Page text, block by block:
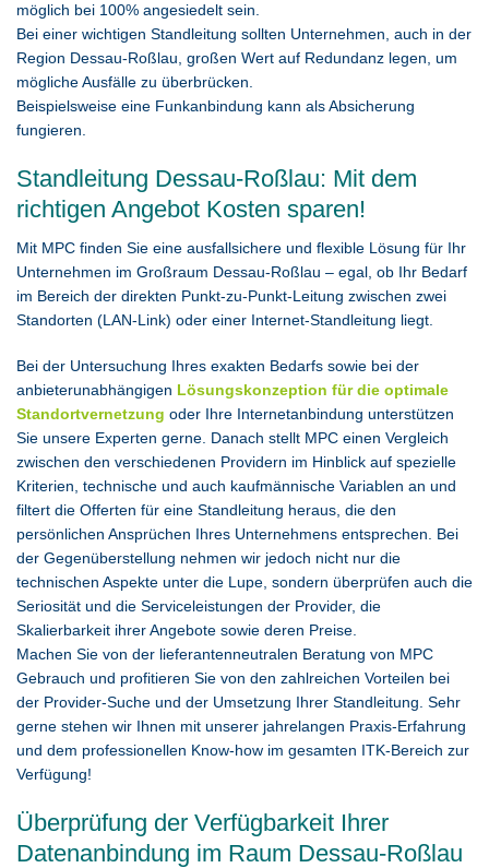
möglich bei 100% angesiedelt sein.
Bei einer wichtigen Standleitung sollten Unternehmen, auch in der
Region Dessau-Roßlau, großen Wert auf Redundanz legen, um
mögliche Ausfälle zu überbrücken.
Beispielsweise eine Funkanbindung kann als Absicherung
fungieren.
Standleitung Dessau-Roßlau: Mit dem
richtigen Angebot Kosten sparen!
Mit MPC finden Sie eine ausfallsichere und flexible Lösung für Ihr
Unternehmen im Großraum Dessau-Roßlau – egal, ob Ihr Bedarf
im Bereich der direkten Punkt-zu-Punkt-Leitung zwischen zwei
Standorten (LAN-Link) oder einer Internet-Standleitung liegt.
Bei der Untersuchung Ihres exakten Bedarfs sowie bei der
anbieterunabhängigen Lösungskonzeption für die optimale
Standortvernetzung oder Ihre Internetanbindung unterstützen
Sie unsere Experten gerne. Danach stellt MPC einen Vergleich
zwischen den verschiedenen Providern im Hinblick auf spezielle
Kriterien, technische und auch kaufmännische Variablen an und
filtert die Offerten für eine Standleitung heraus, die den
persönlichen Ansprüchen Ihres Unternehmens entsprechen. Bei
der Gegenüberstellung nehmen wir jedoch nicht nur die
technischen Aspekte unter die Lupe, sondern überprüfen auch die
Seriosität und die Serviceleistungen der Provider, die
Skalierbarkeit ihrer Angebote sowie deren Preise.
Machen Sie von der lieferantenneutralen Beratung von MPC
Gebrauch und profitieren Sie von den zahlreichen Vorteilen bei
der Provider-Suche und der Umsetzung Ihrer Standleitung. Sehr
gerne stehen wir Ihnen mit unserer jahrelangen Praxis-Erfahrung
und dem professionellen Know-how im gesamten ITK-Bereich zur
Verfügung!
Überprüfung der Verfügbarkeit Ihrer
Datenanbindung im Raum Dessau-Roßlau